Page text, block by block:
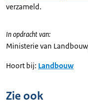
verzameld.
In opdracht van:
Ministerie van
Hoort bij: Landbouw
Zie ook